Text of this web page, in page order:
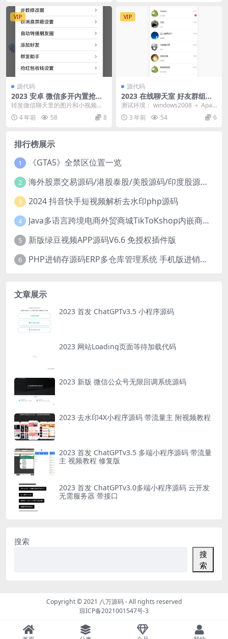
VIP
源代码
2023 安卓 微信多开内置抢红
包多功能小助手
转发微信聊天里的图片和小视频到
朋友圈 -转发聊天里的多张图片（最
多9张）到朋友圈...
4 年前 58 8
VIP
源代码
2023 在线聊天室 好友群组朋
友圈功能源码
测试环境： windows2008 ＋ Apac
he2.4 ＋ php5.6 ＋...
3 年前 54 6
排行榜展示
1 《GTA5》全禁区位置一览
2 海外股票交易源码/港股泰股/美股源码/印度股源码/马拉西亚股票源码/国际股票配资
3 2024 抖音快手短视频解析去水印php源码
4 Java多语言跨境电商外贸商城TikToKshop内嵌商城I商家入驻I一键铺
5 新版绿豆视频APP源码V6.6 免授权插件版
6 PHP进销存源码ERP多仓库管理系统 手机版进销存 php网络版进销存小程序
文章展示
2023 首发 ChatGPTv3.5 小程序源码
2023 网站Loading页面等待加载代码
2023 新版 微信公众号无限回调系统源码
2023 去水印4X小程序源码 带流量主 附视频教程
2023 首发 ChatGPTv3.5 多端小程序源码 带流量
主 视频教程 修复版
2023 首发 ChatGPTv3.0多端小程序源码 云开发
无需服务器 带接口
搜索
搜
索
Copyright © 2021 八万源码- All rights reserved
琼ICP备2021001547号-3